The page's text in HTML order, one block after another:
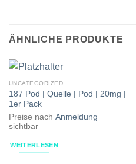
ÄHNLICHE PRODUKTE
UNCATEGORIZED
187 Pod | Quelle | Pod | 20mg |
1er Pack
Preise nach Anmeldung
sichtbar
WEITERLESEN